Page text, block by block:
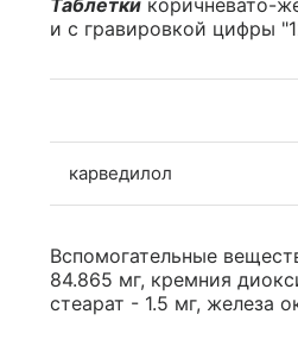
Таблетки коричневато-
и с гравировкой цифры
карведилол
Вспомогательные
84.865 мг, кремния
стеарат - 1.5 мг, железа